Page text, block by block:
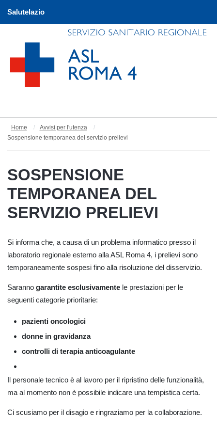
Salutelazio
Home
Avvisi per l'utenza
Sospensione temporanea del servizio prelievi
SOSPENSIONE
TEMPORANEA DEL
SERVIZIO PRELIEVI
Si informa che, a causa di un problema informatico presso il
laboratorio regionale esterno alla ASL Roma 4, i prelievi sono
temporaneamente sospesi fino alla risoluzione del disservizio.
Saranno garantite esclusivamente le prestazioni per le
seguenti categorie prioritarie:
pazienti oncologici
donne in gravidanza
controlli di terapia anticoagulante
Il personale tecnico è al lavoro per il ripristino delle funzionalità,
ma al momento non è possibile indicare una tempistica certa.
Ci scusiamo per il disagio e ringraziamo per la collaborazione.